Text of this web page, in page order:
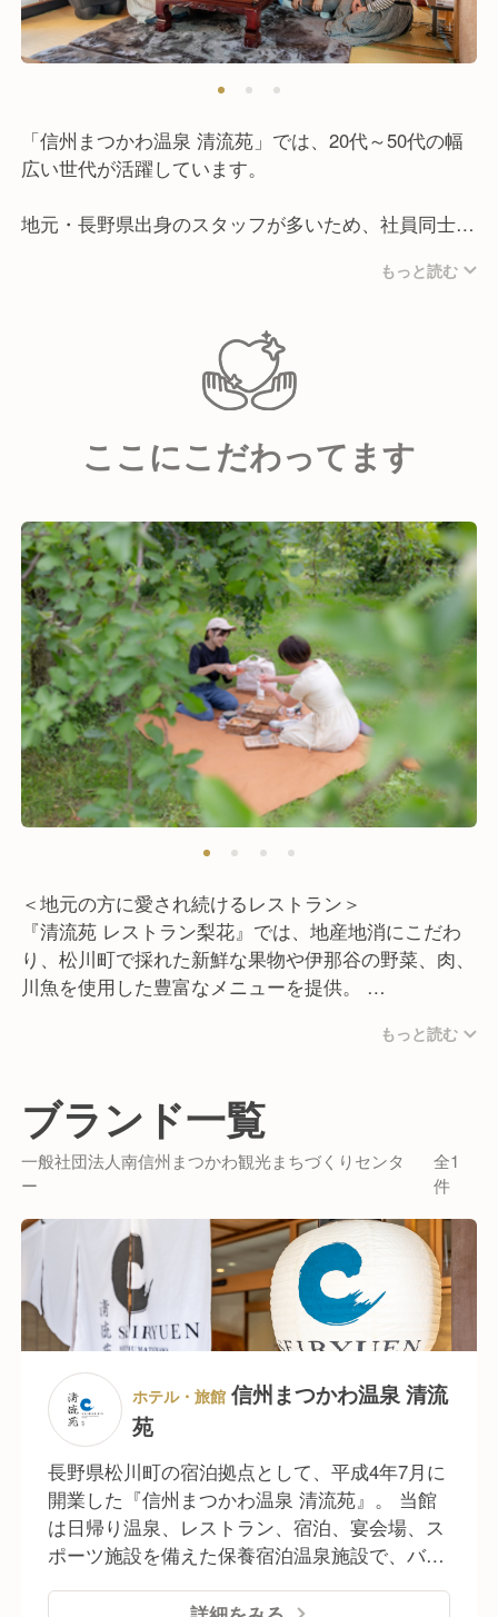
「信州まつかわ温泉 清流苑」では、20代～50代の幅
広い世代が活躍しています。
地元・長野県出身のスタッフが多いため、社員同士の
囲気。日頃からコミュニケーションを取り合い、結束
＜こんな方を求めています！＞
・柔軟で他人の意見を尊重できる方
・チームワークを大切に働きたい方
・お客様やスタッフとのコミュニケーションを大切に
できる方
もっと読む
ここにこだわってます
＜地元の方に愛され続けるレストラン＞
『清流苑 レストラン梨花』では、地産地消にこだわ
り、松川町で採れた新鮮な果物や伊那谷の野菜、肉、
川魚を使用した豊富なメニューを提供。
仕入れは主に長野県産を選び、地元の農園からフルー
います。
地域の味覚をじっくりと楽しめる料理の数々は、訪れ
る人々の舌を楽しませ、地元の農業や経済の活性化に
もっと読む
ブランド一覧
一般社団法人南信州まつかわ観光まちづくりセンタ
ー
全1
件
ホテル・旅館 信州まつかわ温泉 清流
苑
長野県松川町の宿泊拠点として、平成4年7月に
開業した『信州まつかわ温泉 清流苑』。 当館
は日帰り温泉、レストラン、宿泊、宴会場、ス
ポーツ施設を備えた保養宿泊温泉施設で、バリ
る空間を提供しています。 2024年3月に「Re：